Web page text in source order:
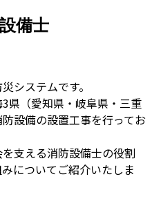
備士
システムです。
県（愛知県・岐阜県・三重
設備の設置工事を行ってお
支える消防設備士の役割
についてご紹介いたしま